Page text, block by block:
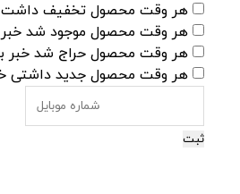
هر وقت محصول تخفیف داشت
هر وقت محصول موجود شد خبر
هر وقت محصول حراج شد خبر
هر وقت محصول جدید داشتی
ثبت